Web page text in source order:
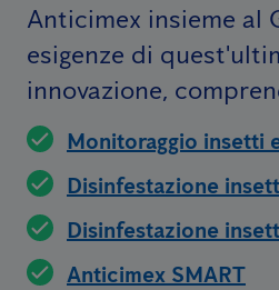
Anticimex insieme al
esigenze di
innovazione,
Monitoraggio insetti
Disinfestazione
Disinfestazione
Anticimex SMART